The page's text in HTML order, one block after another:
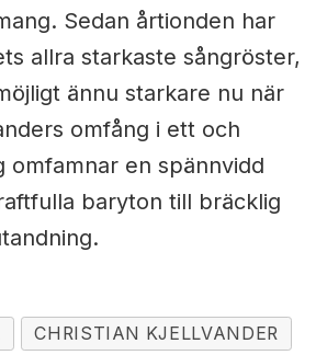
Sedan årtionden har
allra starkaste sångröster,
ännu starkare nu när
omfång i ett och
omfamnar en spännvidd
baryton till bräcklig
CHRISTIAN KJELLVANDER